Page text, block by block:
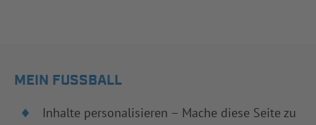
MEIN FUSSBALL
Inhalte personalisieren – Mache diese Seite zu